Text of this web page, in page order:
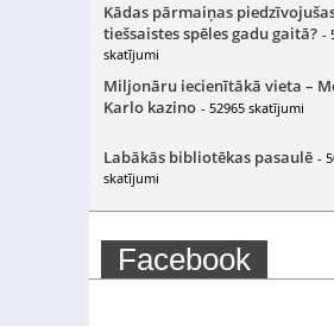
Kādas pārmaiņas
tiešsaistes spēles gadu gaitā? -
skatījumi
Miljonāru iecienītākā vieta –
Karlo kazino - 52965 skatījumi
Labākās bibliotēkas pasaulē -
skatījumi
Facebook